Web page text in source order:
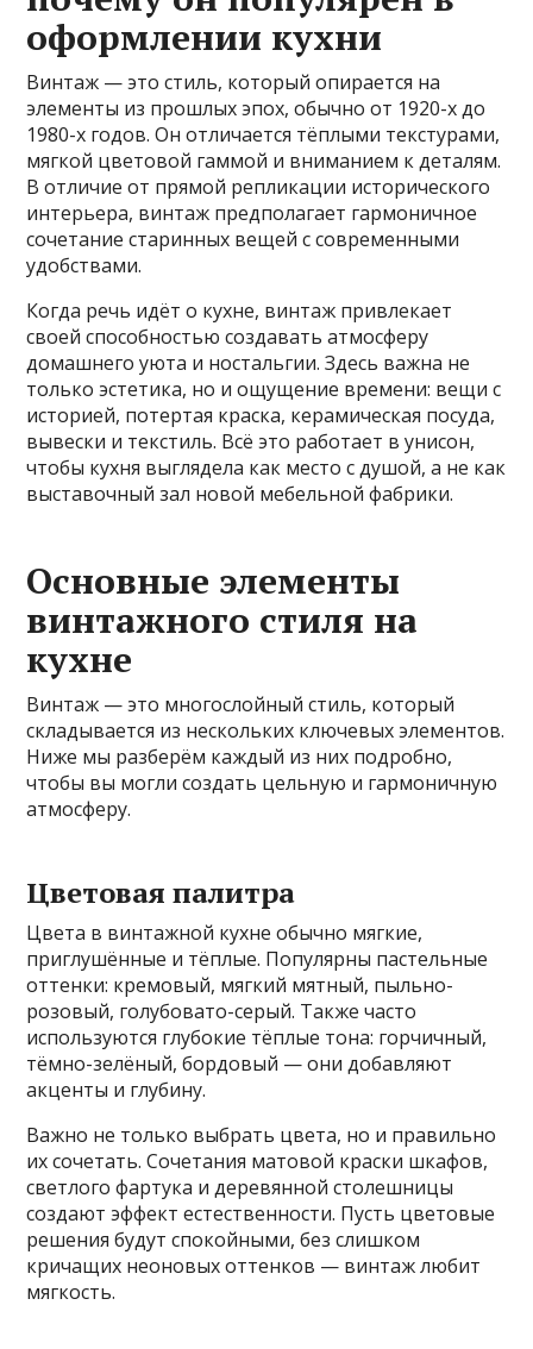
оформлении кухни
Винтаж — это стиль, который опирается на
элементы из прошлых эпох, обычно от 1920-х до
1980-х годов. Он отличается тёплыми текстурами,
мягкой цветовой гаммой и вниманием к деталям.
В отличие от прямой репликации исторического
интерьера, винтаж предполагает гармоничное
сочетание старинных вещей с современными
удобствами.
Когда речь идёт о кухне, винтаж привлекает
своей способностью создавать атмосферу
домашнего уюта и ностальгии. Здесь важна не
только эстетика, но и ощущение времени: вещи с
историей, потертая краска, керамическая посуда,
вывески и текстиль. Всё это работает в унисон,
чтобы кухня выглядела как место с душой, а не как
выставочный зал новой мебельной фабрики.
Основные элементы
винтажного стиля на
кухне
Винтаж — это многослойный стиль, который
складывается из нескольких ключевых элементов.
Ниже мы разберём каждый из них подробно,
чтобы вы могли создать цельную и гармоничную
атмосферу.
Цветовая палитра
Цвета в винтажной кухне обычно мягкие,
приглушённые и тёплые. Популярны пастельные
оттенки: кремовый, мягкий мятный, пыльно-
розовый, голубовато-серый. Также часто
используются глубокие тёплые тона: горчичный,
тёмно-зелёный, бордовый — они добавляют
акценты и глубину.
Важно не только выбрать цвета, но и правильно
их сочетать. Сочетания матовой краски шкафов,
светлого фартука и деревянной столешницы
создают эффект естественности. Пусть цветовые
решения будут спокойными, без слишком
кричащих неоновых оттенков — винтаж любит
мягкость.